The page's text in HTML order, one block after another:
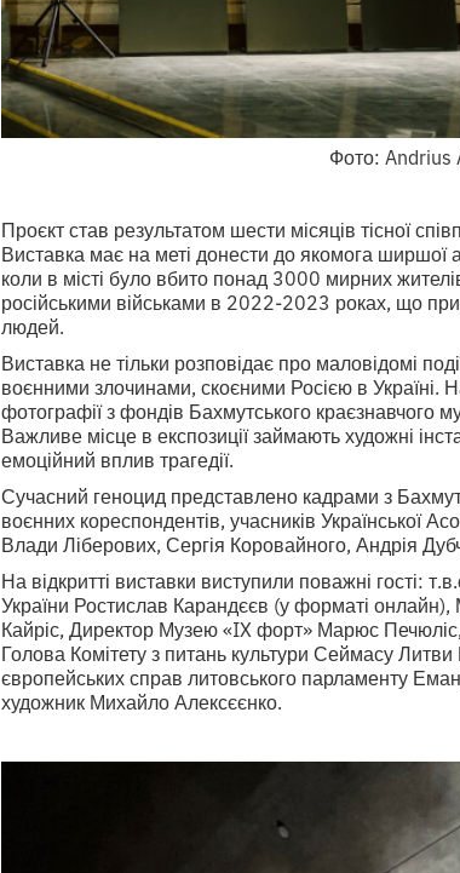
Фото: Andrius
Проєкт став результатом шести місяців тісної
Виставка має на меті донести до якомога ширшої
коли в місті було вбито понад 3000 мирних
російськими військами в 2022-2023 роках, що
людей.
Виставка не тільки розповідає про маловідомі
воєнними злочинами, скоєними Росією в Україні.
фотографії з фондів Бахмутського краєзнавчого
Важливе місце в експозиції займають художні
емоційний вплив трагедії.
Сучасний геноцид представлено кадрами з
воєнних кореспондентів, учасників Української
Влади Ліберових, Сергія Коровайного, Андрія
На відкритті виставки виступили поважні гості:
України Ростислав Карандєєв (у форматі онлайн),
Кайріс, Директор Музею «IX форт» Марюс
Голова Комітету з питань культури Сеймасу
європейських справ литовського парламенту
художник Михайло Алексєєнко.